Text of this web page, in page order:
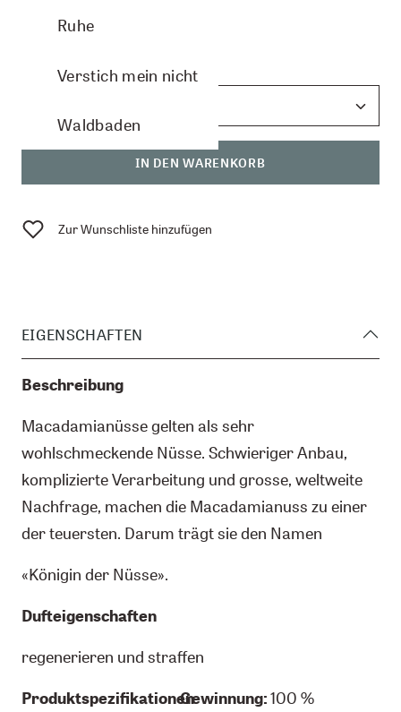
Ruhe
Verstich mein nicht
Waldbaden
CHF 17.10
Anzahl:
IN DEN WARENKORB
Zur Wunschliste hinzufügen
EIGENSCHAFTEN
Beschreibung
Macadamianüsse gelten als sehr
wohlschmeckende Nüsse. Schwieriger Anbau,
komplizierte Verarbeitung und grosse, weltweite
Nachfrage, machen die Macadamianuss zu einer
der teuersten. Darum trägt sie den Namen
«Königin der Nüsse».
Dufteigenschaften
regenerieren und straffen
ProduktspezifikationenGewinnung:100 %